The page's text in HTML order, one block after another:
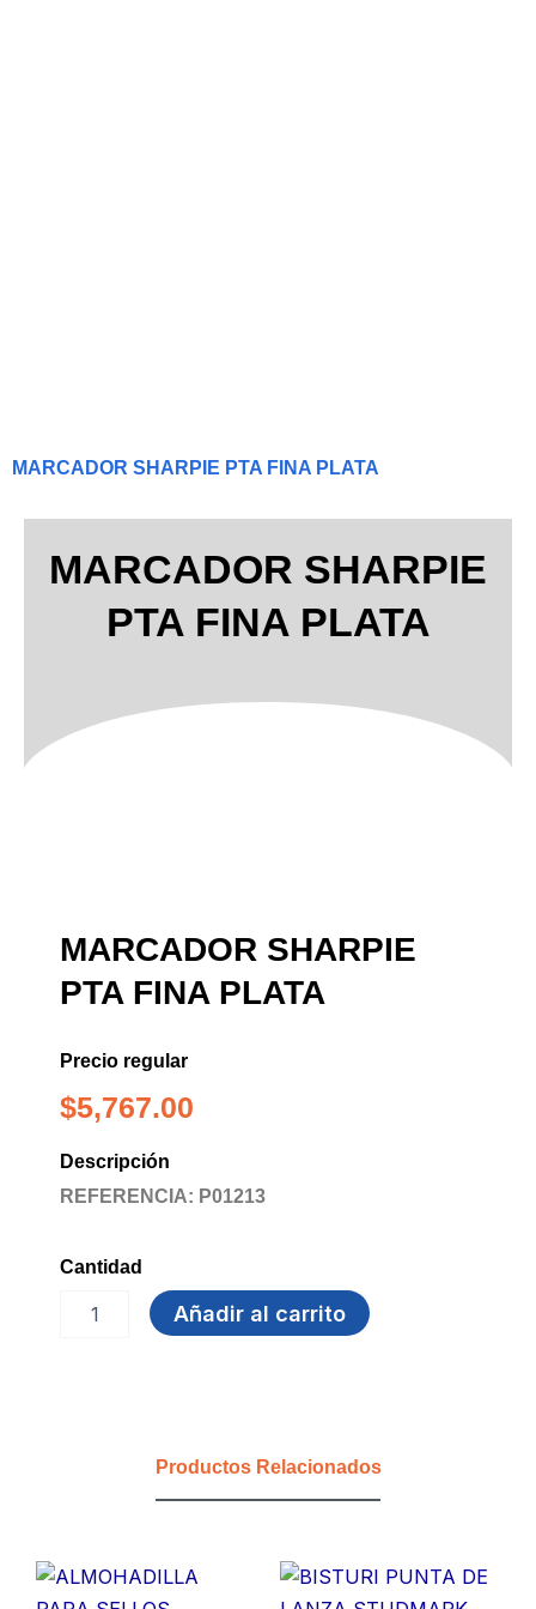
MARCADOR SHARPIE PTA FINA PLATA
MARCADOR SHARPIE
PTA FINA PLATA
MARCADOR SHARPIE
PTA FINA PLATA
Precio regular
$5,767.00
Descripción
REFERENCIA: P01213
Cantidad
MARCADOR
SHARPIE
Añadir al carrito
Productos Relacionados